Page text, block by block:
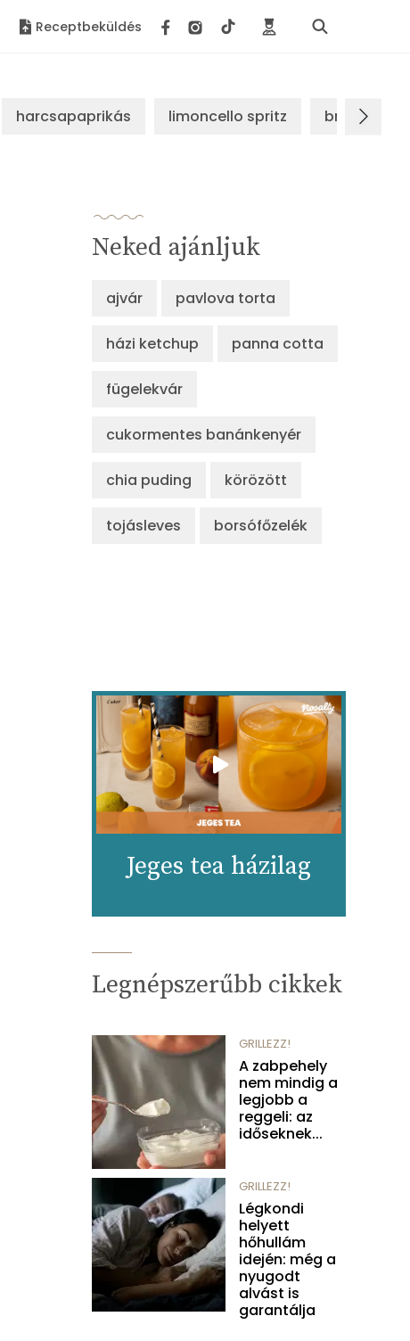
Receptbeküldés
harcsapaprikás limoncello spritz brassói
Neked ajánljuk
ajvár pavlova torta
házi ketchup panna cotta
fügelekvár
cukormentes banánkenyér
chia puding körözött
tojásleves borsófőzelék
Jeges tea házilag
Legnépszerűbb cikkek
GRILLEZZ!
A zabpehely
nem mindig a
legjobb a
reggeli: az
időseknek...
GRILLEZZ!
Légkondi
helyett
hőhullám
idején: még a
nyugodt
alvást is
garantálja